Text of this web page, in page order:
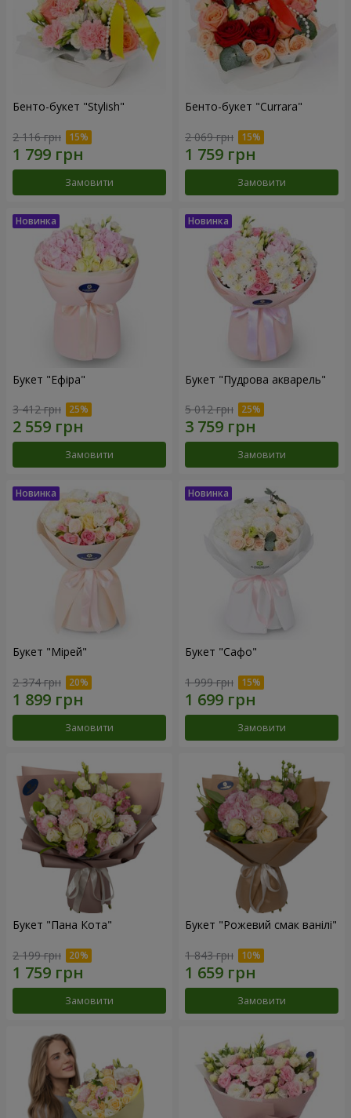
Бенто-букет "Stylish"
2 116 грн
Замовити
Бенто-букет "Currara"
2 069 грн
Замовити
Букет "Ефіра"
3 412 грн
Замовити
Букет "Пудрова акварель"
5 012 грн
Замовити
Букет "Мірей"
2 374 грн
Замовити
Букет "Сафо"
1 999 грн
Замовити
Букет "Пана Кота"
2 199 грн
Замовити
Букет "Рожевий смак ванілі"
1 843 грн
Замовити